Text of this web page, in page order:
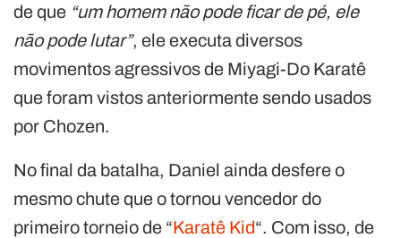
de que “um homem não pode ficar de pé, ele
não pode lutar”, ele executa diversos
movimentos agressivos de Miyagi-Do Karatê
que foram vistos anteriormente sendo usados
por Chozen.
No final da batalha, Daniel ainda desfere o
mesmo chute que o tornou vencedor do
primeiro torneio de “Karatê Kid“. Com isso, de